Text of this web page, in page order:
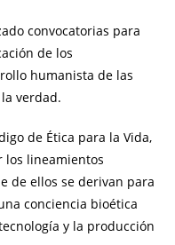
convocatorias para
de los
humanista de las
verdad.
de Ética para la Vida,
los lineamientos
de ellos se derivan para
conciencia bioética
y la producción